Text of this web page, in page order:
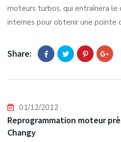
moteurs turbos, qui entraînera le
internes pour obtenir une pointe
Share:
01/12/2012
Reprogrammation moteur
Changy